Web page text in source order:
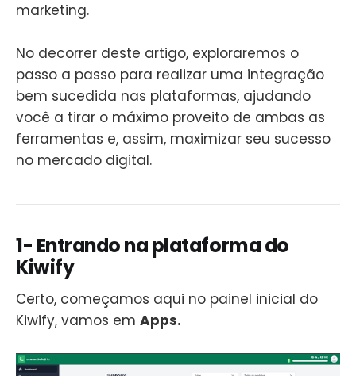
marketing.
No decorrer deste artigo, exploraremos o
passo a passo para realizar uma integração
bem sucedida nas plataformas, ajudando
você a tirar o máximo proveito de ambas as
ferramentas e, assim, maximizar seu sucesso
no mercado digital.
1- Entrando na plataforma do
Kiwify
Certo, começamos aqui no painel inicial do
Kiwify, vamos em Apps.